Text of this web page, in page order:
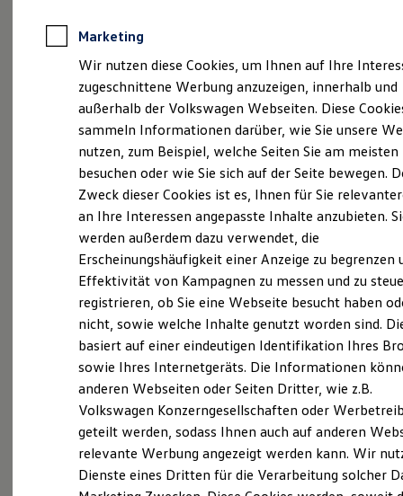
Anpfiff zum Gewinn
Elektroautos
ID. Tutorials
Elektrofahrzeugkonzepte
Reichweite
Reichweite der ID. Modelle
Reichweite im Winter
Laden
Laden unterwegs
Laden Zuhause
Ladezeitensimulator
Batterie
Sicherheit
Garantie und Lebensdauer
Nachhaltigkeit
Technologie
Kosten und Kauf
Verbrauchskosten
Kaufoptionen
E-Auto-Förderung
Software und Konnektivität
Die ID. Software 6
ID. Software Versionen und Updates
Digitale Extras
Schnittstellen zu Ihrem ID.
Impressum & Rechtliches)
Probefahrt vereinbaren
Fahrzeugangebot anfordern
Servicetermin buchen
Marketing
Wir nutzen diese Cookies, um Ihnen auf Ihre
zugeschnittene Werbung anzuzeigen, innerhalb und
außerhalb der Volkswagen Webseiten. Diese
sammeln Informationen darüber, wie Sie unsere
nutzen, zum Beispiel, welche Seiten Sie am meisten
besuchen oder wie Sie sich auf der Seite bewegen.
Zweck dieser Cookies ist es, Ihnen für Sie
an Ihre Interessen angepasste Inhalte anzubieten.
werden außerdem dazu verwendet, die
Erscheinungshäufigkeit einer Anzeige zu begrenzen
Effektivität von Kampagnen zu messen und zu
registrieren, ob Sie eine Webseite besucht haben
nicht, sowie welche Inhalte genutzt worden sind.
basiert auf einer eindeutigen Identifikation Ihres
sowie Ihres Internetgeräts. Die Informationen
anderen Webseiten oder Seiten Dritter, wie z.B.
Volkswagen Konzerngesellschaften oder
geteilt werden, sodass Ihnen auch auf anderen
relevante Werbung angezeigt werden kann. Wir
Dienste eines Dritten für die Verarbeitung solcher